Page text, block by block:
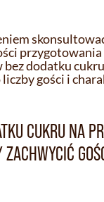
dodatku
gości i
CUKRU NA